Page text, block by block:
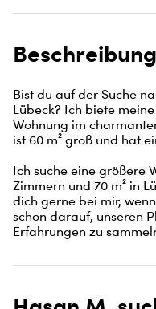
Beschreibung
Bist du auf der Suche
Lübeck? Ich biete
Wohnung im
ist 60 m² groß und hat
Ich suche eine größere
Zimmern und 70 m² in
dich gerne bei mir,
schon darauf, unseren
Erfahrungen zu